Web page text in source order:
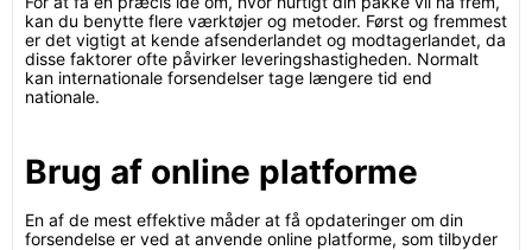
kan du benytte flere værktøjer og metoder. Først og fremmest
er det vigtigt at kende afsenderlandet og modtagerlandet, da
disse faktorer ofte påvirker leveringshastigheden. Normalt
kan internationale forsendelser tage længere tid end
nationale.
Brug af online platforme
En af de mest effektive måder at få opdateringer om din
forsendelse er ved at anvende online platforme, som tilbyder